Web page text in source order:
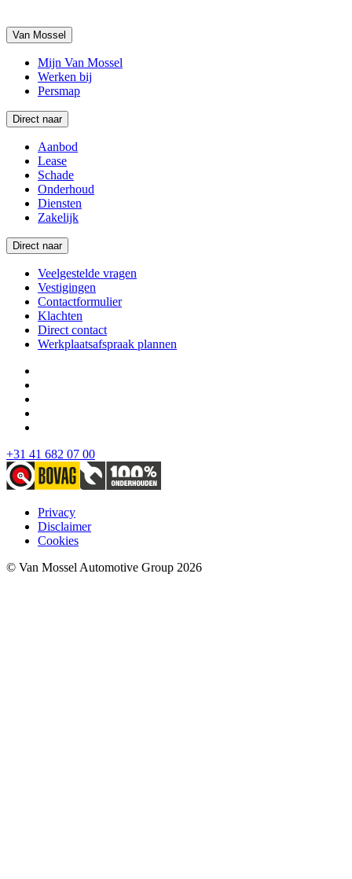
Van Mossel
Mijn Van Mossel
Werken bij
Persmap
Direct naar
Aanbod
Lease
Schade
Onderhoud
Diensten
Zakelijk
Direct naar
Veelgestelde vragen
Vestigingen
Contactformulier
Klachten
Direct contact
Werkplaatsafspraak plannen
+31 41 682 07 00
Privacy
Disclaimer
Cookies
© Van Mossel Automotive Group 2026